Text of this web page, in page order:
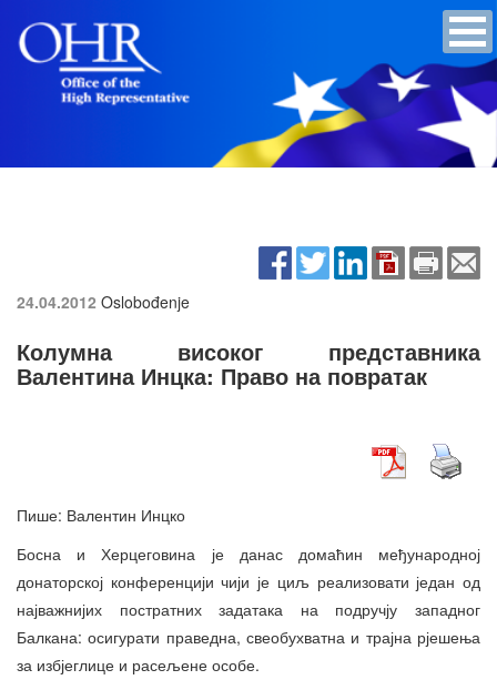
24.04.2012 Oslobođenje
Колумна високог представника
Валентина Инцка: Право на повратак
Пише: Валентин Инцко
Босна и Херцеговина је данас домаћин међународној
донаторској конференцији чији је циљ реализовати један од
најважнијих постратних задатака на подручју западног
Балкана: осигурати праведна, свеобухватна и трајна рјешења
за избјеглице и расељене особе.